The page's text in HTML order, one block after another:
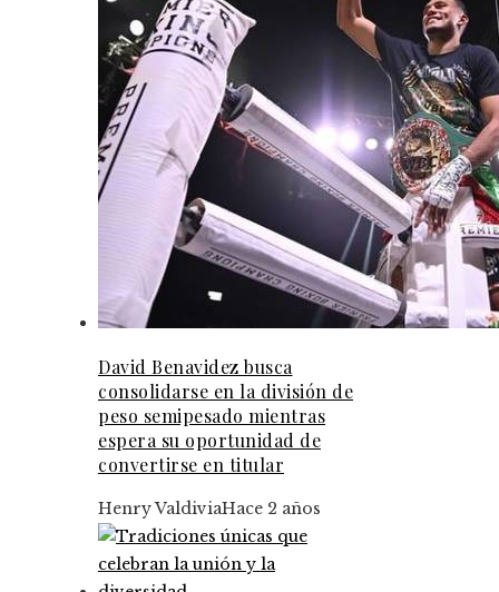
David Benavidez busca
consolidarse en la división de
peso semipesado mientras
espera su oportunidad de
convertirse en titular
Henry ValdiviaHace 2 años